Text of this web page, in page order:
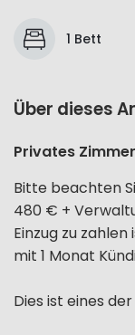
1 Bett
Über dieses
Privates Zimmer
Bitte beachten
480 € +
Einzug zu
mit 1 Monat
Dies ist eines